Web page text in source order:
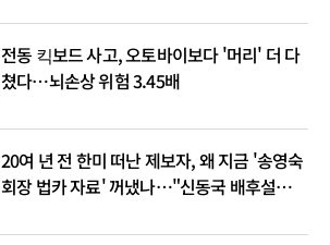
전동 킥보드 사고, 오토바이보다 '머리' 더 다
쳤다…뇌손상 위험 3.45배
20여 년 전 한미 떠난 제보자, 왜 지금 '송영숙
회장 법카 자료' 꺼냈나…"신동국 배후설은